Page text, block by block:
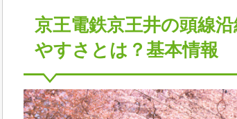
京王電鉄京王井の頭線
やすさとは？基本情報